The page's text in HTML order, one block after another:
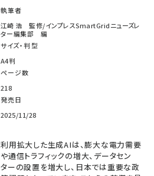
執筆者
江崎 浩 監修/インプレスSmartGridニューズレ
ター編集部 編
サイズ・判型
A4判
ページ数
218
発売日
2025/11/28
利用拡大した生成AIは、膨大な電力需要
や通信トラフィックの増大、データセン
ターの設置を増大し、日本では重要な政